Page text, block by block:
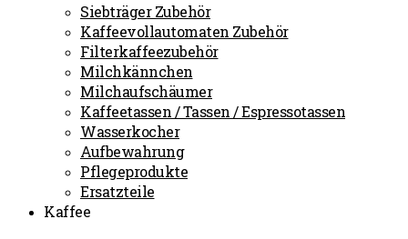
Siebträger Zubehör
Kaffeevollautomaten Zubehör
Filterkaffeezubehör
Milchkännchen
Milchaufschäumer
Kaffeetassen / Tassen / Espressotassen
Wasserkocher
Aufbewahrung
Pflegeprodukte
Ersatzteile
Kaffee